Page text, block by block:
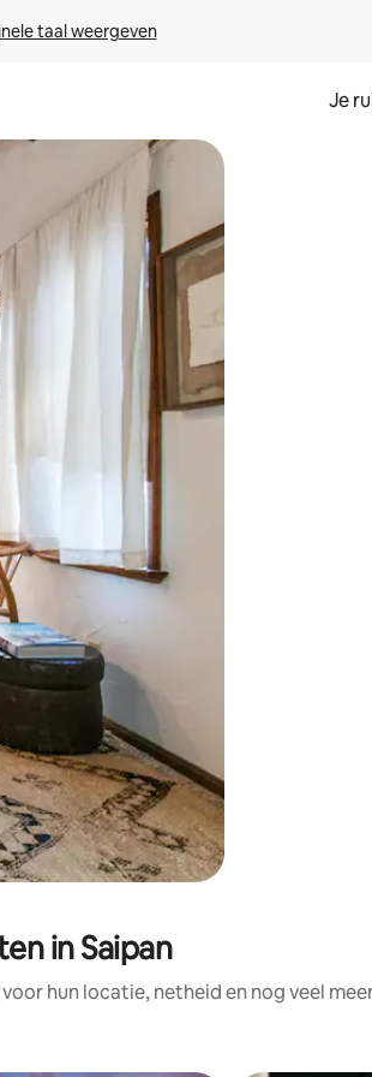
taal weergeven
Je
óf door te tikken of swipen.
in Saipan
hun locatie, netheid en nog veel